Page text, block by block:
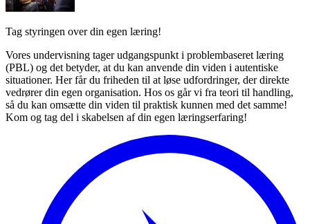
Tag styringen over din egen læring!
Vores undervisning tager udgangspunkt i problembaseret læring
(PBL) og det betyder, at du kan anvende din viden i autentiske
situationer. Her får du friheden til at løse udfordringer, der direkte
vedrører din egen organisation. Hos os går vi fra teori til handling,
så du kan omsætte din viden til praktisk kunnen med det samme!
Kom og tag del i skabelsen af din egen læringserfaring!